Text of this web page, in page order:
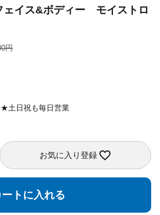
イス&ボディー モイストロ
土日祝も毎日営業
お気に入り登録
ートに入れる